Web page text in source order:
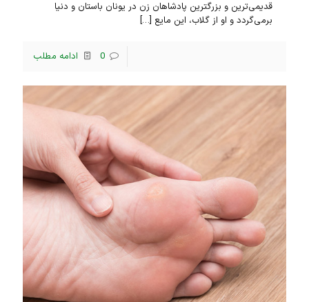
قدیمی‌ترین و بزرگترین پادشاهان زن در یونان باستان و دنیا
برمی‌گردد و او از گلاب، این مایع […]
0 ادامه مطلب